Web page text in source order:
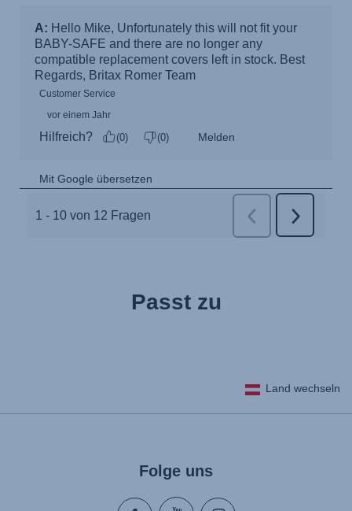
Passt zu
Land wechseln
Folge uns